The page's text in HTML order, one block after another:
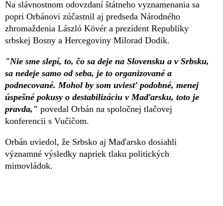
Na slávnostnom odovzdaní štátneho vyznamenania sa
popri Orbánovi zúčastnil aj predseda Národného
zhromaždenia László Kövér a prezident Republiky
srbskej Bosny a Hercegoviny Milorad Dodik.
"Nie sme slepí, to, čo sa deje na Slovensku a v Srbsku,
sa nedeje samo od seba, je to organizované a
podnecované. Mohol by som uviesť podobné, menej
úspešné pokusy o destabilizáciu v Maďarsku, toto je
pravda," povedal Orbán na spoločnej tlačovej
konferencii s Vučičom.
Orbán uviedol, že Srbsko aj Maďarsko dosiahli
významné výsledky napriek tlaku politických
mimovládok.